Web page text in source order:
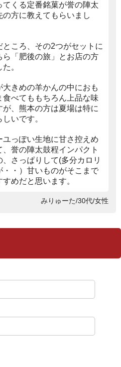
てくる定番銘菓が誉の陣太
方に教えてもらいまし
ころ、その2つがセットに
「肥後の旅」とお店の方
。
きめの羊かんの中におも
べてももちろん上品な味
、熊本の方は夏場は特に
いです。
っぽい生地に甘さ控えめ
誉の陣太鼓程インパクト
さっぱりして(多分カロリ
・）甘いものがそこまで
めだと思います。
みりゅーた/30代/女性